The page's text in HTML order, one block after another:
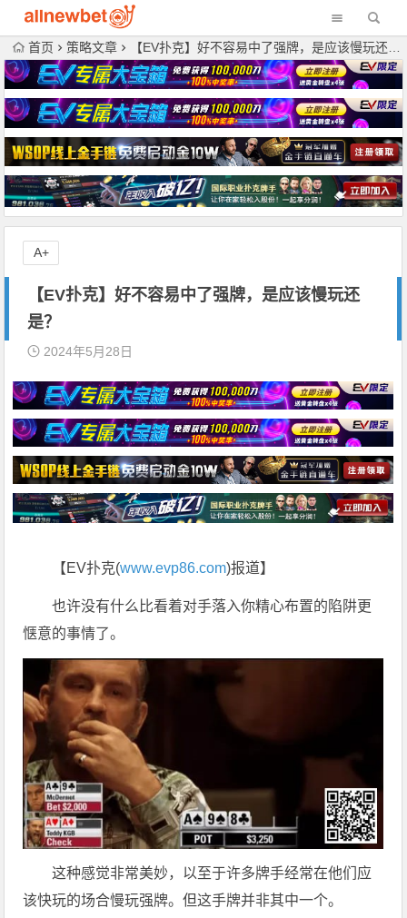
首页 策略文章 【EV扑克】好不容易中了强牌，是应该慢玩还是？
【EV扑克】好不容易中了强牌，是应该慢玩还
是？
2024年5月28日
【EV扑克(www.evp86.com)报道】
也许没有什么比看着对手落入你精心布置的陷阱更
惬意的事情了。
这种感觉非常美妙，以至于许多牌手经常在他们应
该快玩的场合慢玩强牌。但这手牌并非其中一个。
A+